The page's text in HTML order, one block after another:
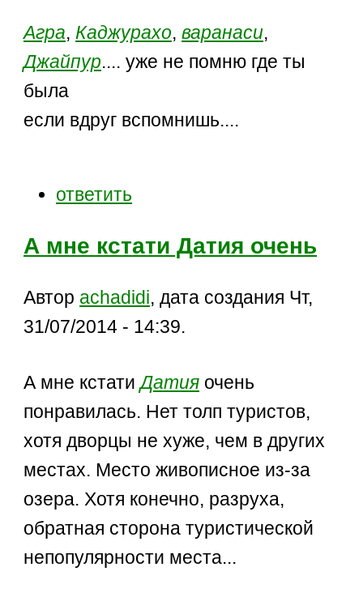
Агра, Каджурахо,варанаси,
Джайпур.... уже не помню где ты
была
если вдруг вспомнишь....
ответить
А мне кстати Датия очень
Автор achadidi, дата создания Чт,
31/07/2014 - 14:39.
А мне кстатиДатия очень
понравилась. Нет толп туристов,
хотя дворцы не хуже, чем в других
местах. Место живописное из-за
озера. Хотя конечно, разруха,
обратная сторона туристической
непопулярности места...